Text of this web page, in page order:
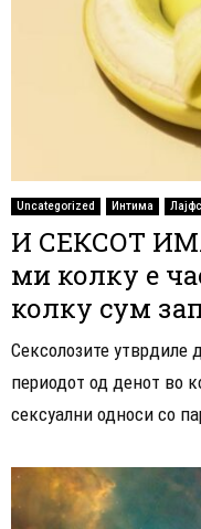
Uncategorized Интима
И СЕКСОТ
ми колку е
колку сум
Сексолозите утврдиле
периодот од денот во
сексуални односи со